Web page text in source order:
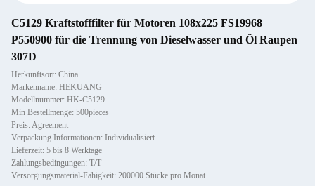
C5129 Kraftstofffilter für Motoren 108x225 FS19968
P550900 für die Trennung von Dieselwasser und Öl Raupen
307D
Herkunftsort: China
Markenname: HEKUANG
Modellnummer: HK-C5129
Min Bestellmenge: 500pieces
Preis: Agreement
Verpackung Informationen: Individualisiert
Lieferzeit: 5 bis 8 Werktage
Zahlungsbedingungen: T/T
Versorgungsmaterial-Fähigkeit: 200000 Stücke pro Monat